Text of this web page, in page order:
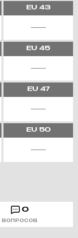
EU43
EU 45
EU47
EU50
0
ВОПРОСОВ